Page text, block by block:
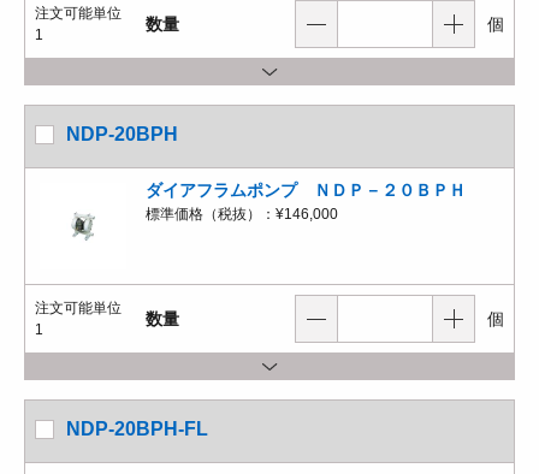
注文可能単位
1
数量 個
NDP-20BPH
ダイアフラムポンプ ＮＤＰ－２０ＢＰＨ
標準価格（税抜）： ¥146,000
注文可能単位
1
数量 個
NDP-20BPH-FL